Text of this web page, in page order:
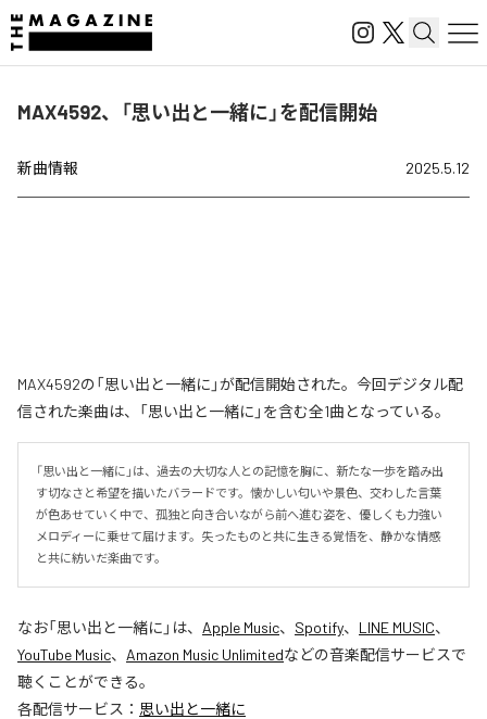
MAX4592、「思い出と一緒に」を配信開始
新曲情報 2025.5.12
MAX4592の「思い出と一緒に」が配信開始された。今回デジタル配
信された楽曲は、「思い出と一緒に」を含む全1曲となっている。
「思い出と一緒に」は、過去の大切な人との記憶を胸に、新たな一歩を踏み出
す切なさと希望を描いたバラードです。懐かしい匂いや景色、交わした言葉
が色あせていく中で、孤独と向き合いながら前へ進む姿を、優しくも力強い
メロディーに乗せて届けます。失ったものと共に生きる覚悟を、静かな情感
と共に紡いだ楽曲です。
なお「思い出と一緒に 」は、 Apple Music、 Spotify、 LINE MUSIC、
YouTube Music、 Amazon Music Unlimitedなどの音楽配信サービスで
聴くことができる。
各配信サービス： 思い出と一緒に